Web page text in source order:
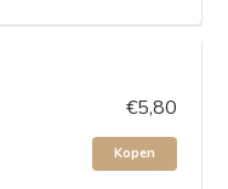
€5,80
Kopen